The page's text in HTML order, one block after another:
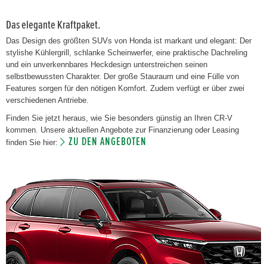
Das elegante Kraftpaket.
Das Design des größten SUVs von Honda ist markant und elegant: Der
stylishe Kühlergrill, schlanke Scheinwerfer, eine praktische Dachreling
und ein unverkennbares Heckdesign unterstreichen seinen
selbstbewussten Charakter. Der große Stauraum und eine Fülle von
Features sorgen für den nötigen Komfort. Zudem verfügt er über zwei
verschiedenen Antriebe.
Finden Sie jetzt heraus, wie Sie besonders günstig an Ihren CR-V
kommen. Unsere aktuellen Angebote zur Finanzierung oder Leasing
finden Sie hier:
ZU DEN ANGEBOTEN